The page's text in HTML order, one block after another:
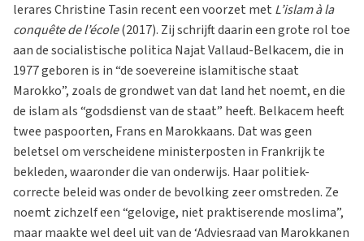
lerares Christine Tasin recent een voorzet met L’islam à la
conquête de l’école(2017). Zij schrijft daarin een grote rol toe
aan de socialistische politica Najat Vallaud-Belkacem, die in
1977 geboren is in “de soevereine islamitische staat
Marokko”, zoals de grondwet van dat land het noemt, en die
de islam als “godsdienst van de staat” heeft. Belkacem heeft
twee paspoorten, Frans en Marokkaans. Dat was geen
beletsel om verscheidene ministerposten in Frankrijk te
bekleden, waaronder die van onderwijs. Haar politiek-
correcte beleid was onder de bevolking zeer omstreden. Ze
noemt zichzelf een “gelovige, niet praktiserende moslima”,
maar maakte wel deel uit van de ‘Adviesraad van Marokkanen